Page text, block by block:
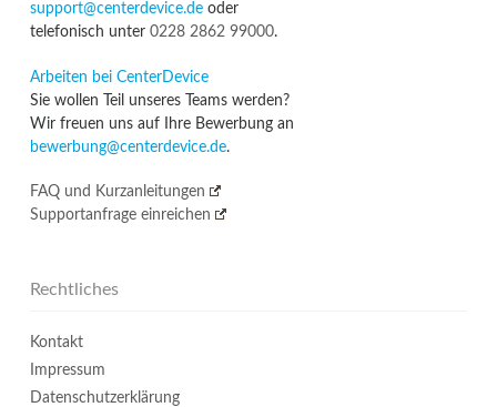
support@centerdevice.deoder
telefonisch unter 0228 2862 99000.
Arbeiten bei CenterDevice
Sie wollen Teil unseres Teams werden?
Wir freuen uns auf Ihre Bewerbung an
bewerbung@centerdevice.de.
FAQ und Kurzanleitungen
Supportanfrage einreichen
Rechtliches
Kontakt
Impressum
Datenschutzerklärung